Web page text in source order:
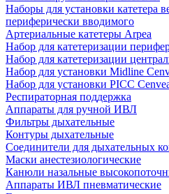
Наборы для установки катетера
периферически вводимого
Артериальные катетеры Arpea
Набор для катетеризации
Набор для катетеризации
Набор для установки Midline
Набор для установки PICC
Респираторная поддержка
Аппараты для ручной ИВЛ
Фильтры дыхательные
Контуры дыхательные
Соединители для дыхательных
Маски анестезиологические
Канюли назальные
Аппараты ИВЛ пневматические